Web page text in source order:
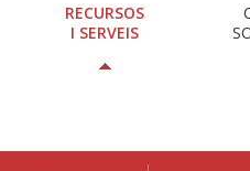
RECURSOS
I SERVEIS